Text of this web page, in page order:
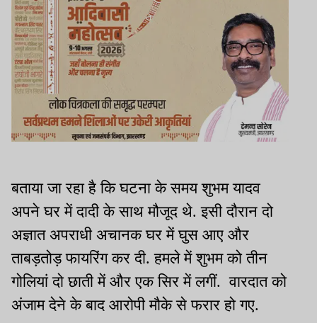
बताया जा रहा है कि घटना के समय शुभम यादव
अपने घर में दादी के साथ मौजूद थे. इसी दौरान दो
अज्ञात अपराधी अचानक घर में घुस आए और
ताबड़तोड़ फायरिंग कर दी. हमले में शुभम को तीन
गोलियां दो छाती में और एक सिर में लगीं. वारदात को
अंजाम देने के बाद आरोपी मौके से फरार हो गए.